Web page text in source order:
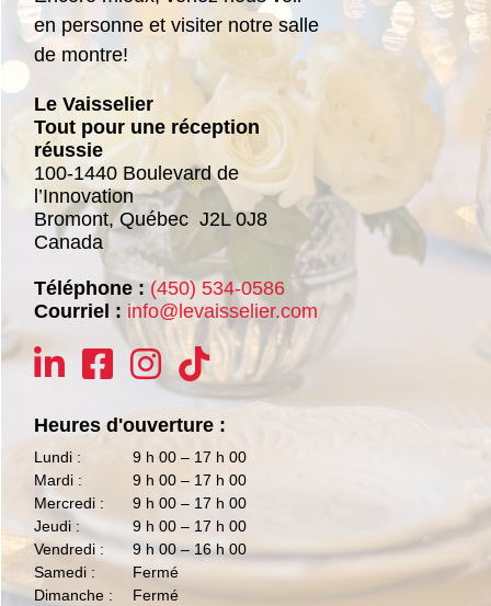
en personne et visiter notre salle
de montre!
Le Vaisselier
Tout pour une réception
réussie
100-1440 Boulevard de
l’Innovation
Bromont,Québec J2L 0J8
Canada
Téléphone : (450) 534-0586
Courriel : info@levaisselier.com
Heures d'ouverture :
Lundi :
Mardi :
Mercredi :
Jeudi :
Vendredi :
Samedi :
Dimanche :
9 h 00 – 17 h 00
9 h 00 – 17 h 00
9 h 00 – 17 h 00
9 h 00 – 17 h 00
9 h 00 – 16 h 00
Fermé
Fermé